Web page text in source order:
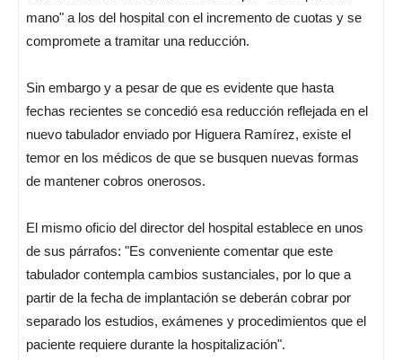
mano" a los del hospital con el incremento de cuotas y se
compromete a tramitar una reducción.
Sin embargo y a pesar de que es evidente que hasta
fechas recientes se concedió esa reducción reflejada en el
nuevo tabulador enviado por Higuera Ramírez, existe el
temor en los médicos de que se busquen nuevas formas
de mantener cobros onerosos.
El mismo oficio del director del hospital establece en unos
de sus párrafos: "Es conveniente comentar que este
tabulador contempla cambios sustanciales, por lo que a
partir de la fecha de implantación se deberán cobrar por
separado los estudios, exámenes y procedimientos que el
paciente requiere durante la hospitalización".